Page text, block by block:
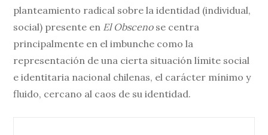
planteamiento radical sobre la identidad (individual,
social) presente en El Obscenose centra
principalmente en el imbunche como la
representación de una cierta situación límite social
e identitaria nacional chilenas, el carácter mínimo y
fluido, cercano al caos de su identidad.